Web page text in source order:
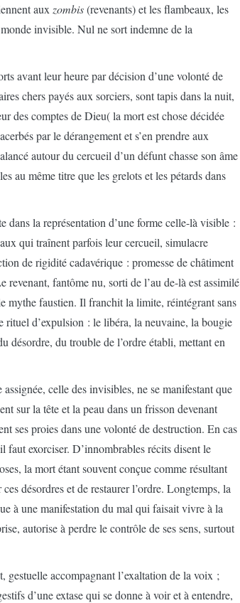
aux zombis(revenants) et les flambeaux, les
invisible. Nul ne sort indemne de la
avant leur heure par décision d’une volonté de
chers payés aux sorciers, sont tapis dans la nuit,
des comptes de Dieu( la mort est chose décidée
par le dérangement et s’en prendre aux
autour du cercueil d’un défunt chasse son âme
au même titre que les grelots et les pétards dans
la représentation d’une forme celle-là visible :
qui traînent parfois leur cercueil, simulacre
de rigidité cadavérique : promesse de châtiment
fantôme nu, sorti de l’au de-là est assimilé
mythe faustien. Il franchit la limite, réintégrant sans
rituel d’expulsion : le libéra, la neuvaine, la bougie
du trouble de l’ordre établi, mettant en
celle des invisibles, ne se manifestant que
sur la tête et la peau dans un frisson devenant
ses proies dans une volonté de destruction. En cas
faut exorciser. D’innombrables récits disent le
la mort étant souvent conçue comme résultant
désordres et de restaurer l’ordre. Longtemps, la
à une manifestation du mal qui faisait vivre à la
autorise à perdre le contrôle de ses sens, surtout
gestuelle accompagnant l’exaltation de la voix ;
d’une extase qui se donne à voir et à entendre,